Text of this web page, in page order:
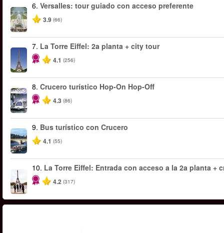
6. Versalles: tour guiado con acceso preferente
3.9 (66)
7. La Torre Eiffel: 2a planta + city tour
4.1 (256)
8. Crucero turístico Hop-On Hop-Off
4.3 (86)
9. Bus turístico con Crucero
4.1 (55)
10. La Torre Eiffel: Entrada con acceso a la 2a planta +
4.2 (317)